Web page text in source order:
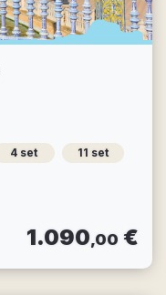
4 set 11 set
1.090,00 €